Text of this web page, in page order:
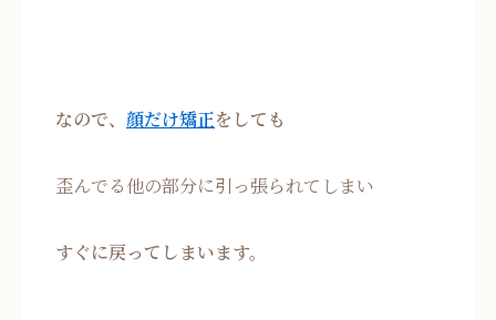
なので、 顔だけ矯正をしても
歪んでる他の部分に引っ張られてしまい
すぐに戻ってしまいます。